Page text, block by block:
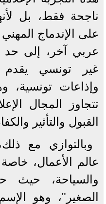
ناجحة فقط، بل
على الإندماج
عربي آخر، إلى حد
غير تونسي
وإذاعات تونسية،
تتجاوز المجال
القبول والتأثير
وبالتوازي مع
عالم الأعمال،
والسياحة، حيث
الصغير"، وهو